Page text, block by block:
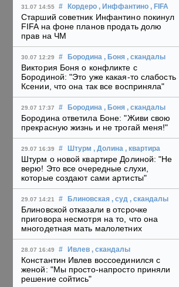
31.07 14:55 # Кордеро , Инффантино , FIFA
Старший советник Инфантино покинул
FIFA на фоне планов продать долю
прав на ЧМ
30.07 12:29 # Бородина , Боня , скандалы
Виктория Боня о конфликте с
Бородиной: "Это уже какая-то слабость
Ксении, что она так все восприняла"
29.07 17:37 # Бородина , Боня , скандалы
Бородина ответила Боне: "Живи свою
прекрасную жизнь и не трогай меня!"
29.07 16:39 # Штурм , Долина , квартира
Штурм о новой квартире Долиной: "Не
верю! Это все очередные слухи,
которые создают сами артисты"
29.07 14:21 # Блиновская , суд , скандалы
Блиновской отказали в отсрочке
приговора несмотря на то, что она
многодетная мать малолетних
28.07 16:49 # Ивлев , скандалы
Константин Ивлев воссоединился с
женой: "Мы просто-напросто приняли
решение сойтись"